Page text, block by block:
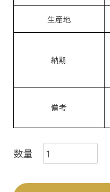
生産地
納期
備考